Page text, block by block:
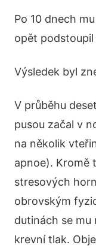
Po 10 dnech
opět
Výsledek byl
V průběhu
pusou začal v
na několik
apnoe). Kromě
stresových
obrovským
dutinách se mu
krevní tlak.